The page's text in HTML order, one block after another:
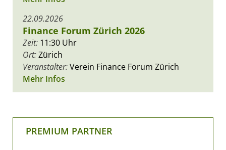
22.09.2026
Finance Forum Zürich 2026
Zeit: 11:30 Uhr
Ort:Zürich
Veranstalter:Verein Finance Forum Zürich
Mehr Infos
PREMIUM PARTNER